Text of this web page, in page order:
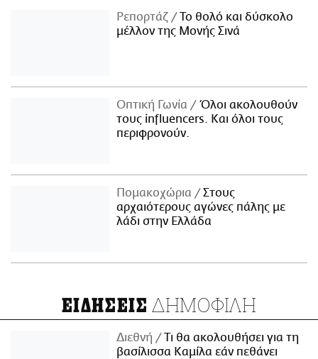
Ρεπορτάζ
Το θολό και δύσκολο
μέλλον της Μονής Σινά
Οπτική Γωνία
Όλοι ακολουθούν
τους influencers. Και όλοι τους
περιφρονούν.
Πομακοχώρια
Στους
αρχαιότερους αγώνες πάλης με
λάδι στην Ελλάδα
ΕΙΔΗΣΕΙΣ ΔΗΜΟΦΙΛΗ
Διεθνή
Τι θα ακολουθήσει για τη
βασίλισσα Καμίλα εάν πεθάνει